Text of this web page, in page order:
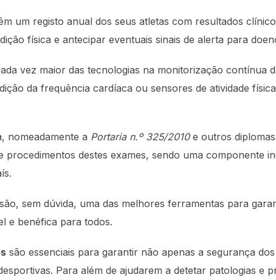
um registo anual dos seus atletas com resultados
física e antecipar eventuais sinais de alerta para
vez maior das tecnologias na monitorização contínua
da frequência cardíaca ou sensores de atividade
nomeadamente a Portaria n.º 325/2010e outros
procedimentos destes exames, sendo uma componente
sem dúvida, uma das melhores ferramentas para
e benéfica para todos.
são essenciais para garantir não apenas a segurança
Para além de ajudarem a detetar patologias e